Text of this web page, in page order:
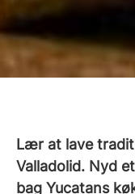
Lær at lave
Valladolid. Nyd
bag Yucatans